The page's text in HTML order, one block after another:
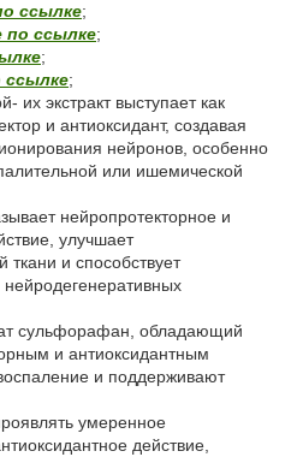
ссылке;
по ссылке;
;
ссылке;
их экстракт выступает как
и антиоксидант, создавая
нейронов, особенно
или ишемической
нейропротекторное и
улучшает
и способствует
сульфорафан, обладающий
и антиоксидантным
и поддерживают
умеренное
действие,